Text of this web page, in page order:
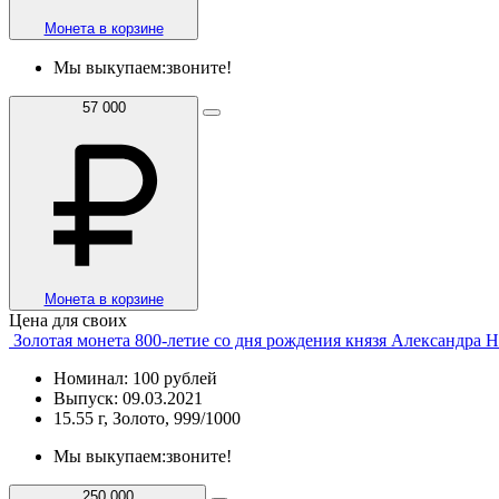
Монета в корзине
Мы выкупаем:звоните!
57 000
Монета в корзине
Цена для своих
Золотая монета 800-летие со дня рождения князя Александра
Номинал: 100 рублей
Выпуск: 09.03.2021
15.55 г, Золото, 999/1000
Мы выкупаем:звоните!